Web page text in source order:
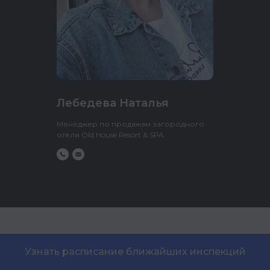
Лебедева Наталья
Менеджер по продажам загородного
отеля Old House Resort & SPA
За кадром: специалисты,
Узнать расписание ближайших инспекций